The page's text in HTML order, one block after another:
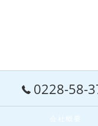
0228-58-
会社概要